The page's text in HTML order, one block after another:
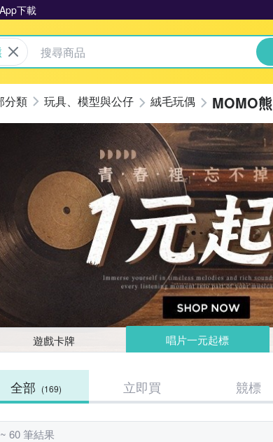
App下載
玩具、模型與公仔 絨毛玩偶 MOMO熊
遊戲卡牌 唱片一元起標
全部 (169) 立即買 競標
60 筆結果